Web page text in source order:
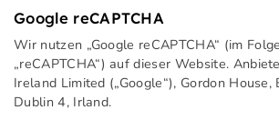
Google reCAPTCHA
Wir nutzen „Google reCAPTCHA“ (im
„reCAPTCHA“) auf dieser Website.
Ireland Limited („Google“), Gordon
Dublin 4, Irland.